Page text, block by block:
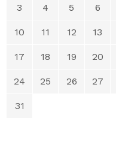
3 4 5 6
10 11 12 13
17 18 19 20
24 25 26 27
31